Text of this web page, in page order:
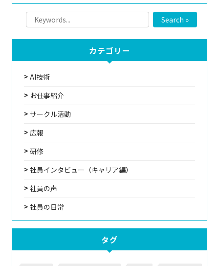
Search »
カテゴリー
AI技術
お仕事紹介
サークル活動
広報
研修
社員インタビュー（キャリア編）
社員の声
社員の日常
タグ